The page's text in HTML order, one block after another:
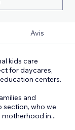
Avis
kids care
for daycares,
centers.
and
section, who we
motherhood in...